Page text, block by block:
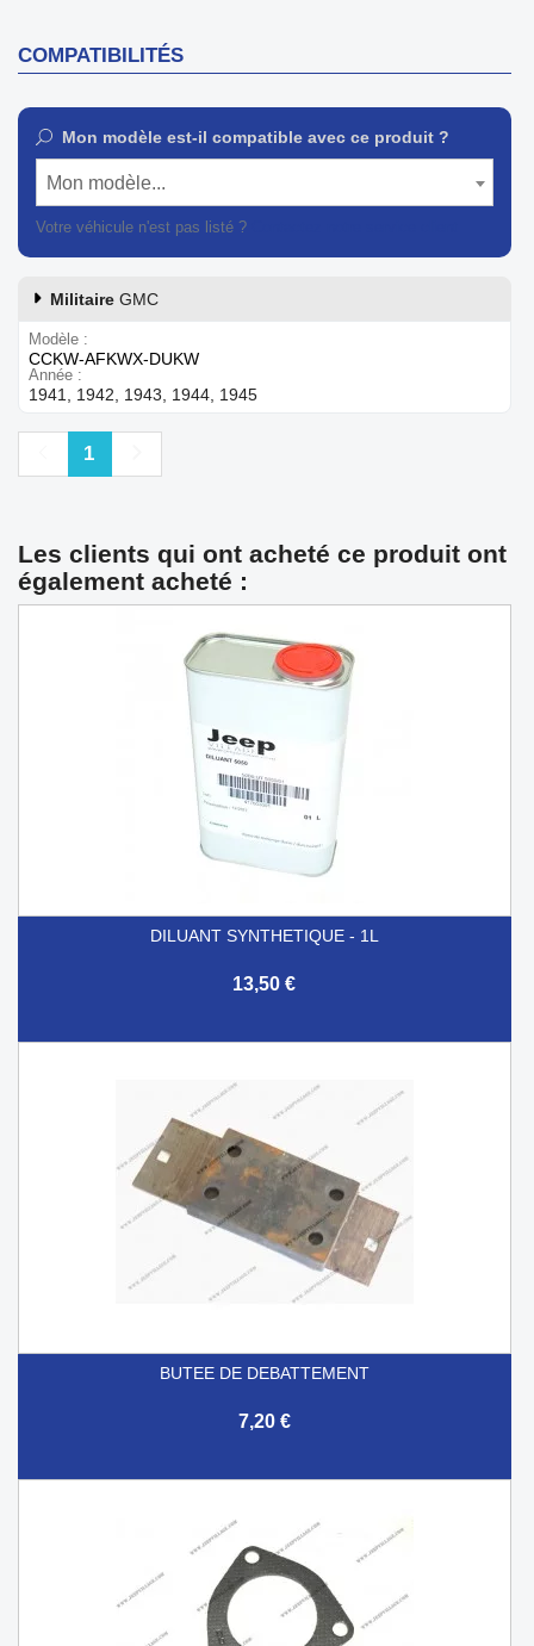
COMPATIBILITÉS
Mon modèle est-il compatible avec ce produit ?
Mon modèle...
Votre véhicule n'est pas listé ?
Militaire GMC
Modèle
CCKW-AFKWX-DUKW
Année
1941, 1942, 1943, 1944, 1945
Précédent
1
Les clients qui ont acheté ce produit ont
également acheté :
DILUANT SYNTHETIQUE - 1L
13,50 €
BUTEE DE DEBATTEMENT
7,20 €